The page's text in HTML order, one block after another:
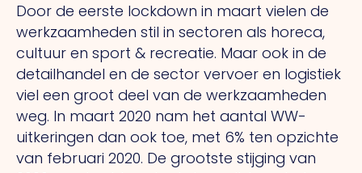
Door de eerste lockdown in maart vielen de
werkzaamheden stil in sectoren als horeca,
cultuur en sport & recreatie. Maar ook in de
detailhandel en de sector vervoer en logistiek
viel een groot deel van de werkzaamheden
weg. In maart 2020 nam het aantal WW-
uitkeringen dan ook toe, met 6% ten opzichte
van februari 2020. De grootste stijging van